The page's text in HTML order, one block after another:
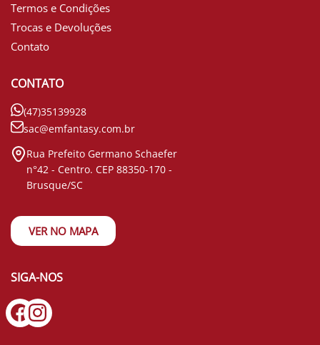
Termos e Condições
Trocas e Devoluções
Contato
CONTATO
(47)35139928
sac@emfantasy.com.br
Rua Prefeito Germano Schaefer
n°42 - Centro. CEP 88350-170 -
Brusque/SC
VER NO MAPA
SIGA-NOS